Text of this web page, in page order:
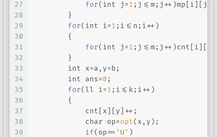
27
28
29
30
31
32
33
34
35
36
37
38
39
for( int j=1
        }
for( int i=1 ;i<=n;i++)
        {
for( int j=1
        }
int x=a,y=b;
int ans=0 ;
for(ll i=1 ;i<=k;i++)
        {
            cnt[x][y]++;
char op=opt(x,y);
if(op== 'U' )